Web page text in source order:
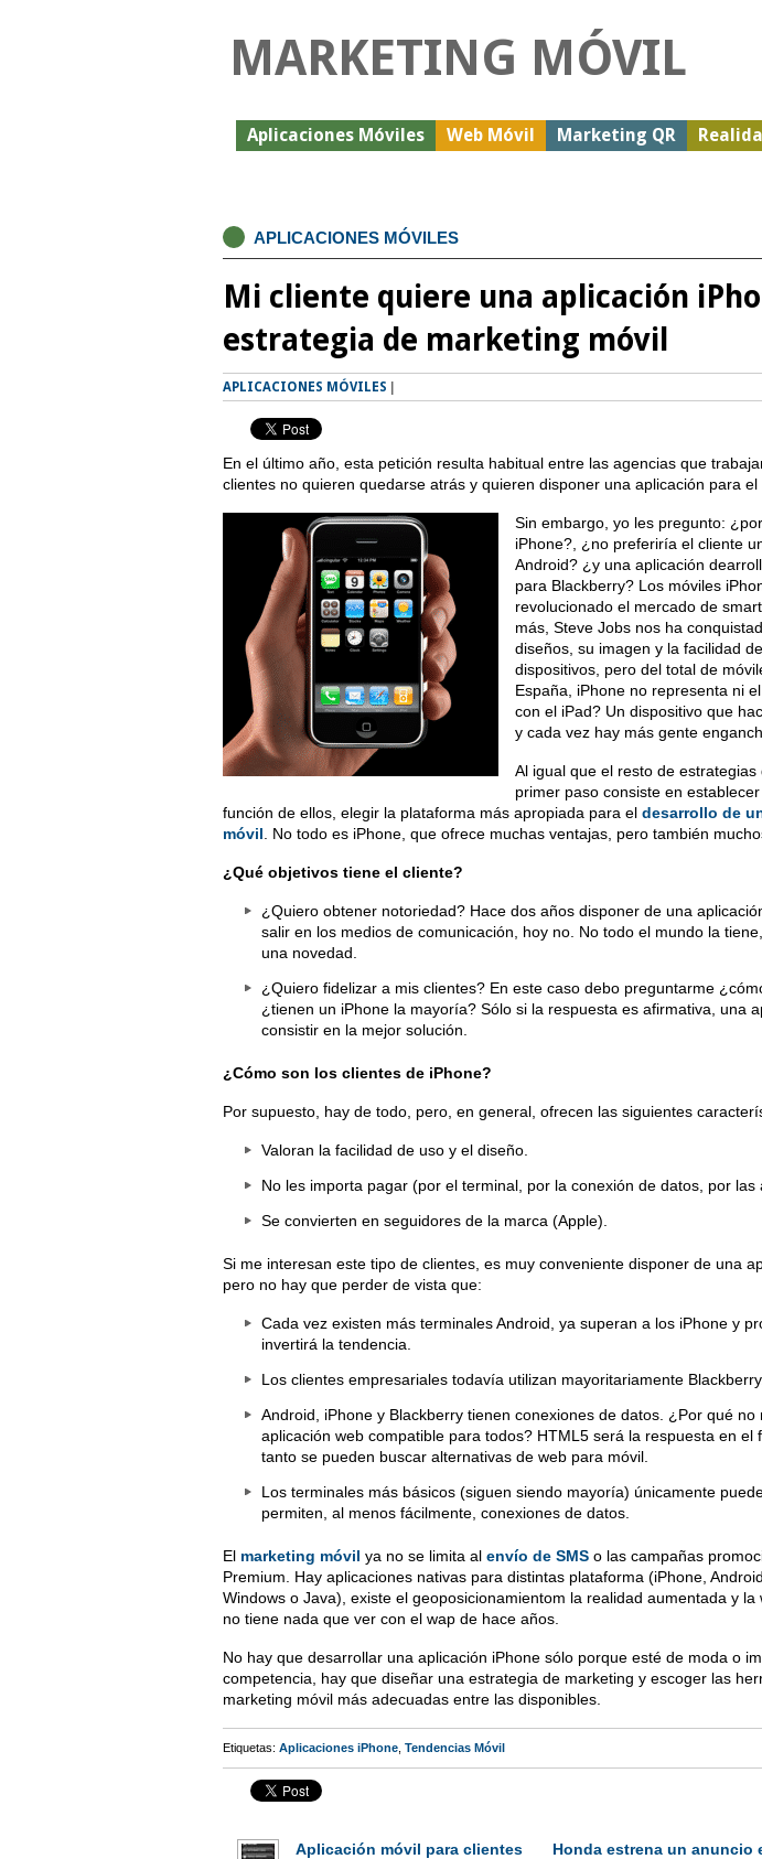
MARKETING MÓVIL
Aplicaciones Móviles
Web Móvil Marketing QR
APLICACIONES MÓVILES
Mi cliente quiere una aplicación
estrategia de marketing móvil
APLICACIONES MÓVILES
En el último año, esta petición resulta habitual entre las agencias que
clientes no quieren quedarse atrás y quieren disponer una aplicación para el
Sin embargo, yo les pregunto:
iPhone?, ¿no preferiría el cliente
Android? ¿y una aplicación
para Blackberry? Los móviles
revolucionado el mercado de
más, Steve Jobs nos ha
diseños, su imagen y la facilidad
dispositivos, pero del total de
España, iPhone no representa ni
con el iPad? Un dispositivo que
y cada vez hay más gente
Al igual que el resto de
primer paso consiste en
función de ellos, elegir la plataforma más apropiada para el desarrollo de
móvil . No todo es iPhone, que ofrece muchas ventajas, pero también
¿Qué objetivos tiene el cliente?
¿Quiero obtener notoriedad? Hace dos años disponer de una
salir en los medios de comunicación, hoy no. No todo el mundo la
una novedad.
¿Quiero fidelizar a mis clientes? En este caso debo preguntarme
¿tienen un iPhone la mayoría? Sólo si la respuesta es afirmativa, una
consistir en la mejor solución.
¿Cómo son los clientes de iPhone?
Por supuesto, hay de todo, pero, en general, ofrecen las siguientes
Valoran la facilidad de uso y el diseño.
No les importa pagar (por el terminal, por la conexión de datos, por
Se convierten en seguidores de la marca (Apple).
Si me interesan este tipo de clientes, es muy conveniente disponer de una
pero no hay que perder de vista que:
Cada vez existen más terminales Android, ya superan a los iPhone y
invertirá la tendencia.
Los clientes empresariales todavía utilizan mayoritariamente Blackberry.
Android, iPhone y Blackberry tienen conexiones de datos. ¿Por qué no
aplicación web compatible para todos? HTML5 será la respuesta en el
tanto se pueden buscar alternativas de web para móvil.
Los terminales más básicos (siguen siendo mayoría) únicamente
permiten, al menos fácilmente, conexiones de datos.
El marketing móvil ya no se limita al envío de SMS o las campañas
Premium. Hay aplicaciones nativas para distintas plataforma (iPhone,
Windows o Java), existe el geoposicionamientom la realidad aumentada y la
no tiene nada que ver con el wap de hace años.
No hay que desarrollar una aplicación iPhone sólo porque esté de moda o
competencia, hay que diseñar una estrategia de marketing y escoger las
marketing móvil más adecuadas entre las disponibles.
Etiquetas: Aplicaciones iPhone Tendencias Móvil
Aplicación móvil para clientes
Honda estrena un anuncio